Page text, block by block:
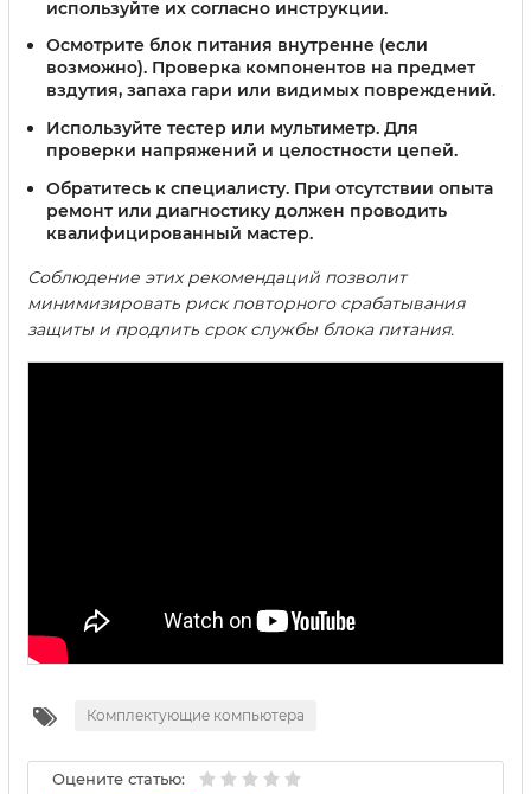
используйте их согласно инструкции.
Осмотрите блок питания внутренне (если
возможно). Проверка компонентов на предмет
вздутия, запаха гари или видимых повреждений.
Используйте тестер или мультиметр. Для
проверки напряжений и целостности цепей.
Обратитесь к специалисту. При отсутствии опыта
ремонт или диагностику должен проводить
квалифицированный мастер.
Соблюдение этих рекомендаций позволит
минимизировать риск повторного срабатывания
защиты и продлить срок службы блока питания.
Комплектующие компьютера
Оцените статью: